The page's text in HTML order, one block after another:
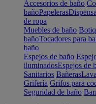
Accesorios de baño
bañoPapeleras
de ropa
Muebles de baño
bañoTocadores para
baño
Espejos de baño
iluminadosEspejos de
Sanitarios Bañeras
Grifería Grifos para
Seguridad de baño